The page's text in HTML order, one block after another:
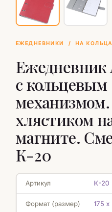
ЕЖЕДНЕВНИКИ / НА
Ежедневник
с кольцевым
хлястиком
магните.
К-20
Артикул К-20
Формат (размер) 175